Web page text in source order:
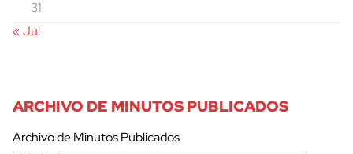
31
« Jul
ARCHIVO DE MINUTOS PUBLICADOS
Archivo de Minutos Publicados